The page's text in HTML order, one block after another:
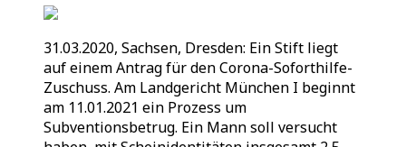
31.03.2020, Sachsen, Dresden: Ein Stift liegt
auf einem Antrag für den Corona-Soforthilfe-
Zuschuss. Am Landgericht München I beginnt
am 11.01.2021 ein Prozess um
Subventionsbetrug. Ein Mann soll versucht